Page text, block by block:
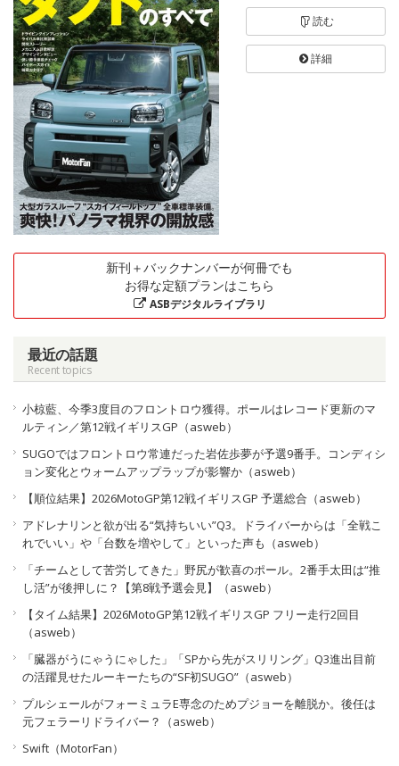
読む
詳細
新刊＋バックナンバーが何冊でも
お得な定額プランはこちら
ASBデジタルライブラリ
最近の話題
Recent topics
小椋藍、今季3度目のフロントロウ獲得。ポールはレコード更新のマ
ルティン／第12戦イギリスGP（asweb）
SUGOではフロントロウ常連だった岩佐歩夢が予選9番手。コンディシ
ョン変化とウォームアップラップが影響か（asweb）
【順位結果】2026MotoGP第12戦イギリスGP 予選総合（asweb）
アドレナリンと欲が出る“気持ちいい”Q3。ドライバーからは「全戦こ
れでいい」や「台数を増やして」といった声も（asweb）
「チームとして苦労してきた」野尻が歓喜のポール。2番手太田は“推
し活”が後押しに？【第8戦予選会見】（asweb）
【タイム結果】2026MotoGP第12戦イギリスGP フリー走行2回目
（asweb）
「臓器がうにゃうにゃした」「SPから先がスリリング」Q3進出目前
の活躍見せたルーキーたちの“SF初SUGO”（asweb）
プルシェールがフォーミュラE専念のためプジョーを離脱か。後任は
元フェラーリドライバー？（asweb）
Swift（MotorFan）